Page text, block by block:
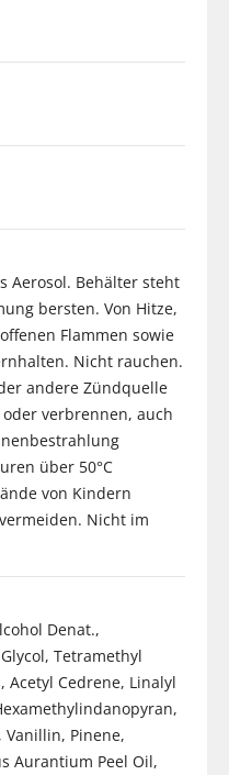
Aerosol. Behälter steht
bersten. Von Hitze,
Flammen sowie
Nicht rauchen.
andere Zündquelle
verbrennen, auch
über 50°C
von Kindern
Nicht im
Denat.,
Tetramethyl
Cedrene, Linalyl
Vanillin, Pinene,
Aurantium Peel Oil,